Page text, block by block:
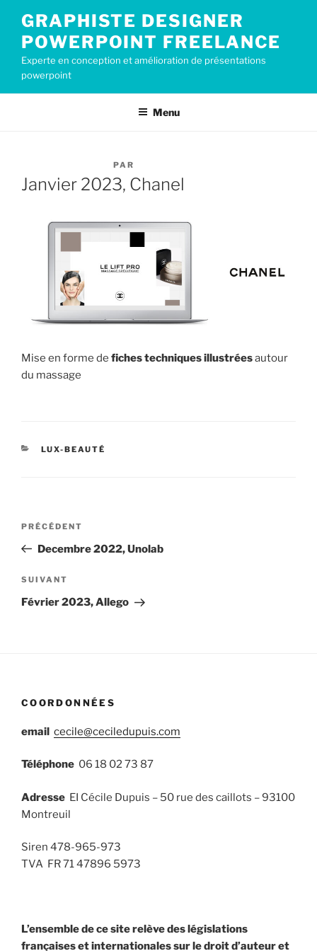
contenu
principal
GRAPHISTE DESIGNER
POWERPOINT FREELANCE
Experte en conception et amélioration de présentations
powerpoint
Menu
LE
PAR
Janvier 2023, Chanel
Mise en forme de fiches techniquesillustréesautour
du massage
CATÉGORIES
LUX-BEAUTÉ
Navigation
l’article
Article
précédent
PRÉCÉDENT
Decembre 2022, Unolab
Article
suivant
SUIVANT
Février 2023, Allego
COORDONNÉES
email cecile@ceciledupuis.com
Téléphone 06 18 02 73 87
Adresse EI Cécile Dupuis – 50 rue des caillots – 93100
Montreuil
Siren 478-965-973
TVA FR 71 47896 5973
L’ensemble de ce site relève des législations
françaises et internationales sur le droit d’auteur et